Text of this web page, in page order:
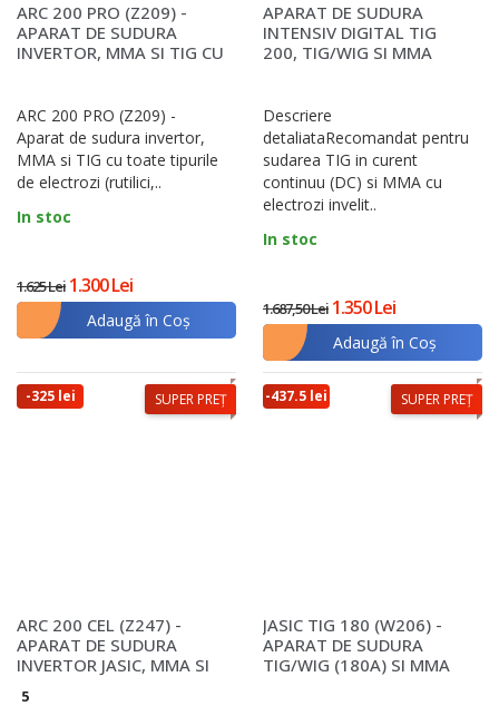
ARC 200 PRO (Z209) -
APARAT DE SUDURA
INVERTOR, MMA SI TIG CU
ARC 200 PRO (Z209) -
Aparat de sudura invertor,
MMA si TIG cu toate tipurile
de electrozi (rutilici,..
In stoc
1.625 Lei 1.300 Lei
Adaugă în Coş
APARAT DE SUDURA
INTENSIV DIGITAL TIG
200, TIG/WIG SI MMA
Descriere
detaliataRecomandat pentru
sudarea TIG in curent
continuu (DC) si MMA cu
electrozi invelit..
In stoc
1.687,50 Lei 1.350 Lei
Adaugă în Coş
SUPER PREȚ
-325 lei
ARC 200 CEL (Z247) -
APARAT DE SUDURA
INVERTOR JASIC, MMA SI
5
SUPER PREȚ
-437.5 lei
JASIC TIG 180 (W206) -
APARAT DE SUDURA
TIG/WIG (180A) SI MMA